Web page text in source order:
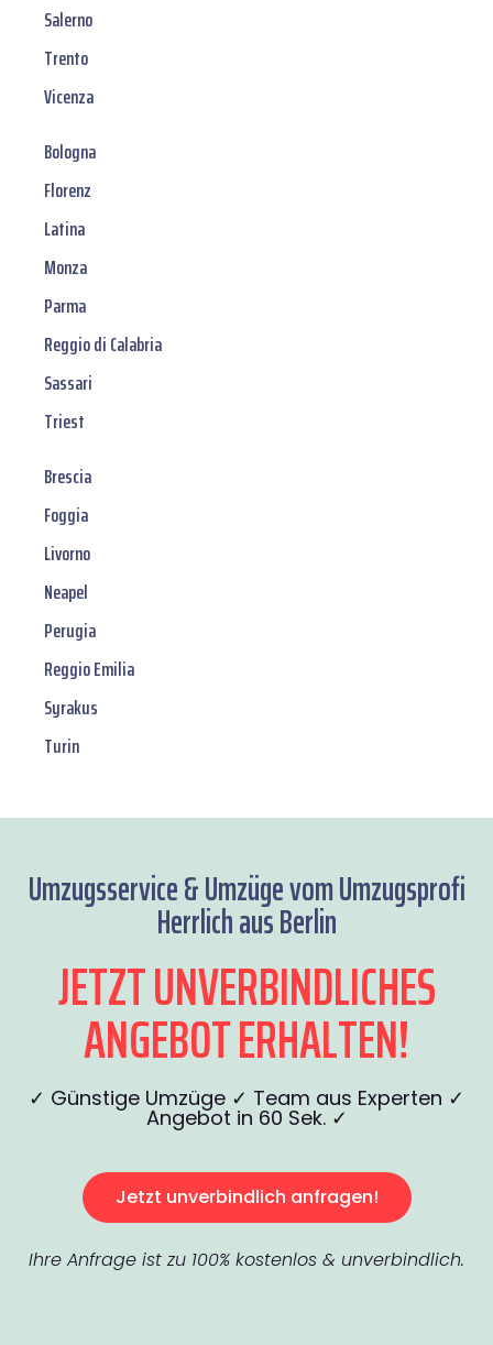
Salerno
Trento
Vicenza
Bologna
Florenz
Latina
Monza
Parma
Reggio di Calabria
Sassari
Triest
Brescia
Foggia
Livorno
Neapel
Perugia
Reggio Emilia
Syrakus
Turin
Umzugsservice & Umzüge vom Umzugsprofi
Herrlich aus Berlin
JETZT UNVERBINDLICHES
ANGEBOT ERHALTEN!
✓ Günstige Umzüge ✓ Team aus Experten ✓
Angebot in 60 Sek. ✓
Jetzt unverbindlich anfragen!
Ihre Anfrage ist zu 100% kostenlos & unverbindlich.